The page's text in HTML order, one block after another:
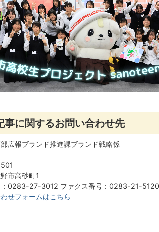
事に関するお問い合わせ先
広報ブランド推進課ブランド戦略係
市高砂町1
：0283-27-3012 ファクス番号：0283-21-5120
せフォームはこちら